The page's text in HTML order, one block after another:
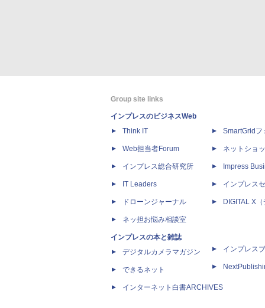
Group site links
インプレスのビジネスWeb
Think IT
Web担当者Forum
インプレス総合研究所
IT Leaders
ドローンジャーナル
ネッ担お悩み相談室
インプレスの本と雑誌
デジタルカメラマガジン
できるネット
インターネット白書ARCHIVES
SmartGridフ
ネットショ
Impress
インプレス
DIGITAL X
インプレス